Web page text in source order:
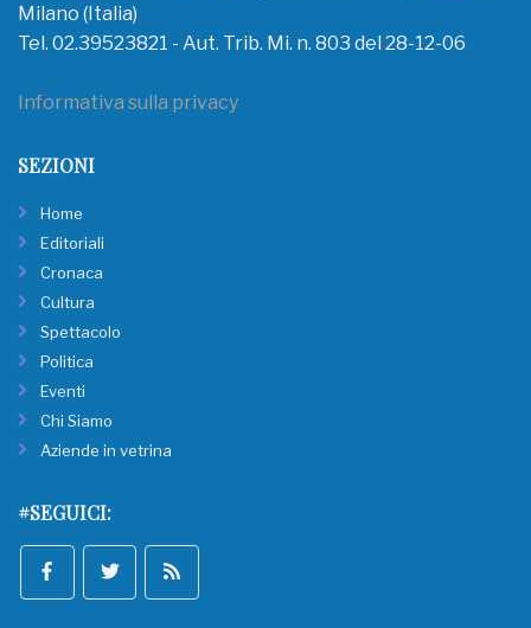
Milano (Italia)
Tel. 02.39523821 - Aut. Trib. Mi. n. 803 del 28-12-06
Informativa sulla privacy
SEZIONI
Home
Editoriali
Cronaca
Cultura
Spettacolo
Politica
Eventi
Chi Siamo
Aziende in vetrina
#SEGUICI: